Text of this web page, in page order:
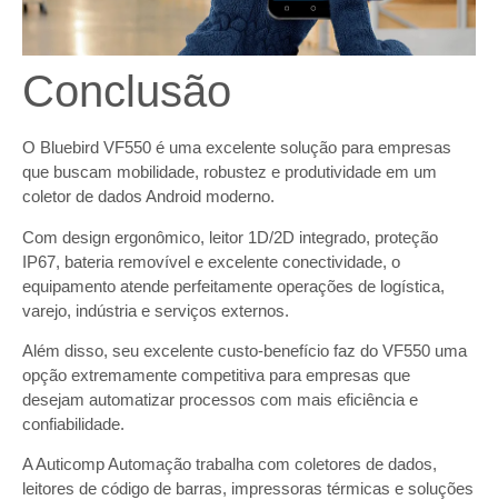
Conclusão
O Bluebird VF550 é uma excelente solução para empresas
que buscam mobilidade, robustez e produtividade em um
coletor de dados Android moderno.
Com design ergonômico, leitor 1D/2D integrado, proteção
IP67, bateria removível e excelente conectividade, o
equipamento atende perfeitamente operações de logística,
varejo, indústria e serviços externos.
Além disso, seu excelente custo-benefício faz do VF550 uma
opção extremamente competitiva para empresas que
desejam automatizar processos com mais eficiência e
confiabilidade.
A Auticomp Automação trabalha com coletores de dados,
leitores de código de barras, impressoras térmicas e soluções